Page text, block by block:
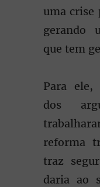
uma crise
gerando
que tem
Para ele,
dos
reforma
traz
daria ao